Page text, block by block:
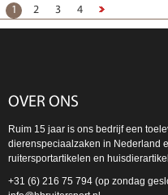
1
2 3 4
OVER ONS
Ruim 15 jaar is ons bedrijf een
dierenspeciaalzaken in Nederland
ruitersportartikelen en
+31 (6) 216 75 794 (op zondag